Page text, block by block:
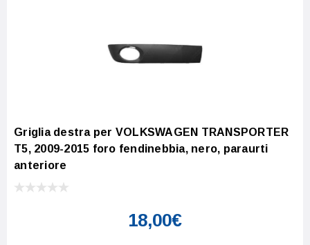
Griglia destra per VOLKSWAGEN TRANSPORTER
T5, 2009-2015 foro fendinebbia, nero, paraurti
anteriore
18,00€